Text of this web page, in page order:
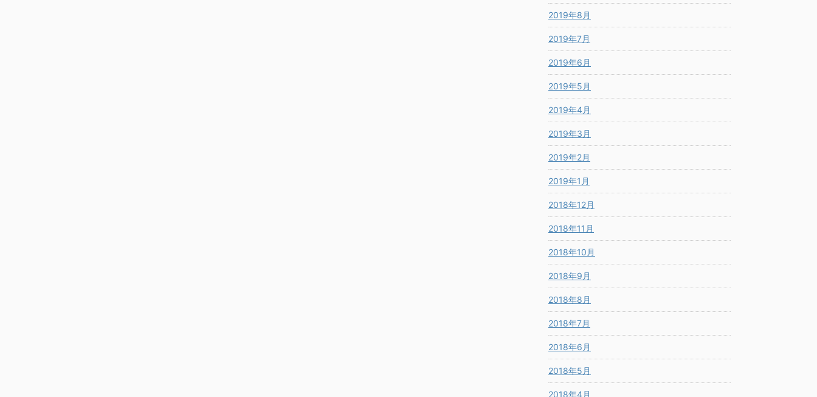
2019年8月
2019年7月
2019年6月
2019年5月
2019年4月
2019年3月
2019年2月
2019年1月
2018年12月
2018年11月
2018年10月
2018年9月
2018年8月
2018年7月
2018年6月
2018年5月
2018年4月